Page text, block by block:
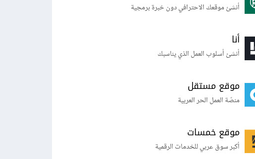
أنشئ موقعك الاحترافي دون خبرة برمجية
أنا
أنشئ أسلوب العمل الذي يناسبك
موقع مستقل
منصّة العمل الحر العربية
موقع خمسات
أكبر سوق عربي للخدمات الرقمية